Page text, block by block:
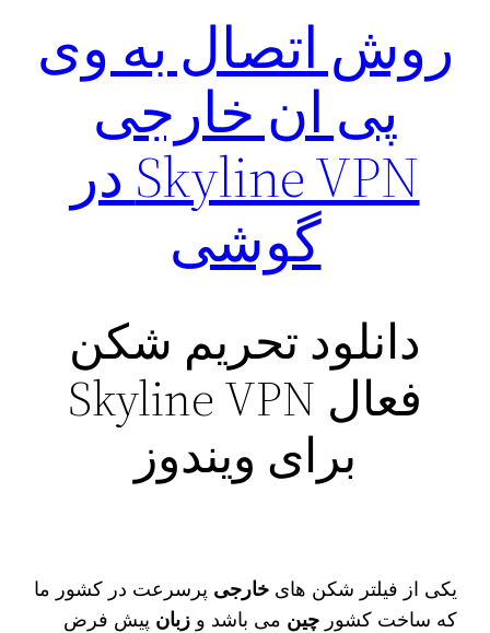
روش اتصال به وی
پی ان خارجی
Skyline VPN در
گوشی
دانلود تحریم شکن
فعال Skyline VPN
برای ویندوز
یکی از فیلتر شکن‌ هایخارجی پرسرعت در کشور ما
که ساخت کشورچین می‌ باشد وزبان پیش فرض